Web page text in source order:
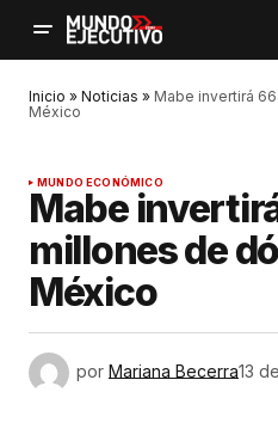
Inicio » Noticias » Mabe invertirá
México
MUNDO ECONÓMICO
Mabe
millones de
México
por Mariana Becerra13